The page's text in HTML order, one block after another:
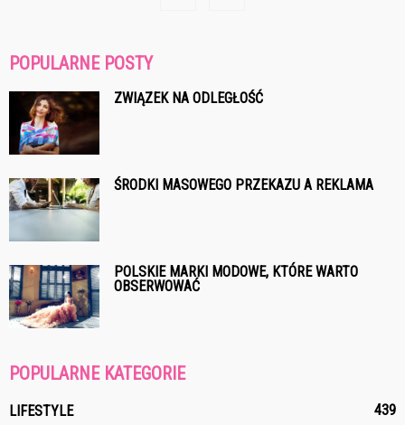
POPULARNE POSTY
ZWIĄZEK NA ODLEGŁOŚĆ
ŚRODKI MASOWEGO PRZEKAZU A REKLAMA
POLSKIE MARKI MODOWE, KTÓRE WARTO
OBSERWOWAĆ
POPULARNE KATEGORIE
LIFESTYLE 439